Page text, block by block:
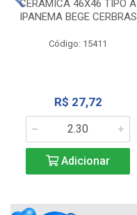
CERAMICA 46X46 TIPO A
IPANEMA BEGE CERBRAS
Código: 15411
R$ 27,72
Adicionar